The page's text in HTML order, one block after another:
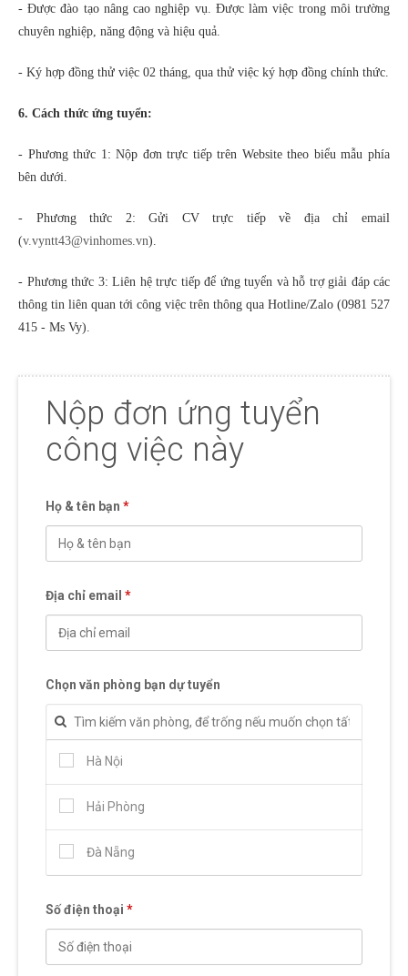
- Được đào tạo nâng cao nghiệp vụ. Được làm việc trong môi trường
chuyên nghiệp, năng động và hiệu quả.
- Ký hợp đồng thử việc 02 tháng, qua thử việc ký hợp đồng chính thức.
6. Cách thức ứng tuyển:
- Phương thức 1: Nộp đơn trực tiếp trên Website theo biểu mẫu phía
bên dưới.
- Phương thức 2: Gửi CV trực tiếp về địa chỉ email
(v.vyntt43@vinhomes.vn).
- Phương thức 3: Liên hệ trực tiếp để ứng tuyển và hỗ trợ giải đáp các
thông tin liên quan tới công việc trên thông qua Hotline/Zalo (0981 527
415 - Ms Vy).
Nộp đơn ứng tuyển
công việc này
Họ & tên bạn *
Địa chỉ email *
Chọn văn phòng bạn dự tuyển
Hà Nội
Hải Phòng
Đà Nẵng
Số điện thoại *